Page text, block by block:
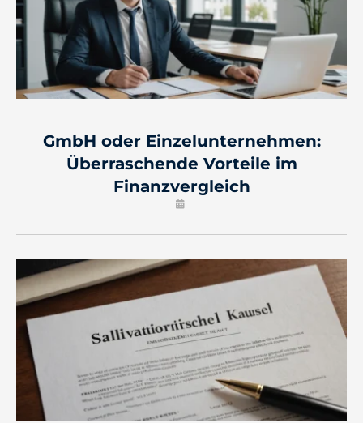
GmbH oder Einzelunternehmen:
Überraschende Vorteile im
Finanzvergleich